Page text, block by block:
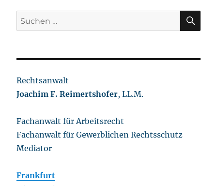
Suchen
nach:
Rechtsanwalt
Joachim F.Reimertshofer, LL.M.
Fachanwalt für Arbeitsrecht
Fachanwalt für Gewerblichen Rechtsschutz
Mediator
Frankfurt